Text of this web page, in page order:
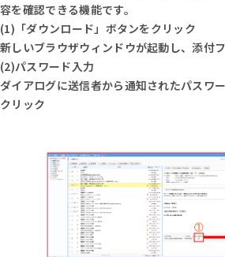
容を確認できる機能です。
(1)「ダウンロード」ボタンをクリック
新しいブラウザウィンドウが起動し、添付
(2)パスワード入力
ダイアログに送信者から通知されたパスワ
クリック